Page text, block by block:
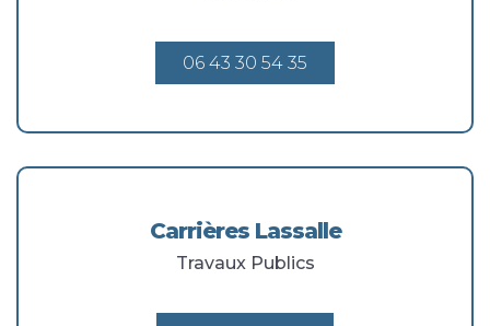
06 43 30 54 35
Carrières Lassalle
Travaux Publics